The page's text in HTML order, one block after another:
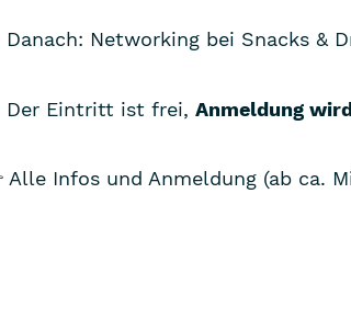
Danach: Networking bei Snacks &
Der Eintritt ist frei,Anmeldung
Alle Infos und Anmeldung (ab ca.